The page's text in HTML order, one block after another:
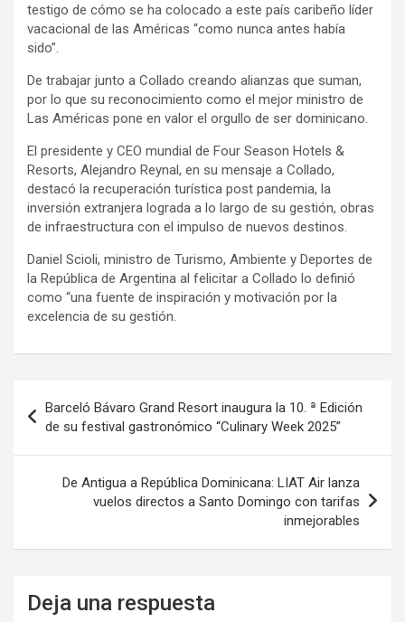
testigo de cómo se ha colocado a este país caribeño líder
vacacional de las Américas “como nunca antes había
sido”.
De trabajar junto a Collado creando alianzas que suman,
por lo que su reconocimiento como el mejor ministro de
Las Américas pone en valor el orgullo de ser dominicano.
El presidente y CEO mundial de Four Season Hotels &
Resorts, Alejandro Reynal, en su mensaje a Collado,
destacó la recuperación turística post pandemia, la
inversión extranjera lograda a lo largo de su gestión, obras
de infraestructura con el impulso de nuevos destinos.
Daniel Scioli, ministro de Turismo, Ambiente y Deportes de
la República de Argentina al felicitar a Collado lo definió
como “una fuente de inspiración y motivación por la
excelencia de su gestión.
de
entradas
Barceló Bávaro Grand Resort inaugura la 10. ª Edición
de su festival gastronómico “Culinary Week 2025”
De Antigua a República Dominicana: LIAT Air lanza
vuelos directos a Santo Domingo con tarifas
inmejorables
Deja una respuesta